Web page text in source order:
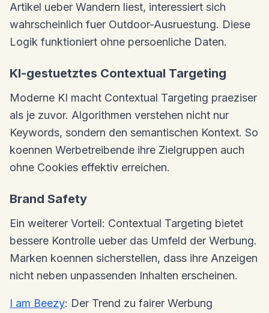
Artikel ueber Wandern liest, interessiert sich
wahrscheinlich fuer Outdoor-Ausruestung. Diese
Logik funktioniert ohne persoenliche Daten.
KI-gestuetztes Contextual Targeting
Moderne KI macht Contextual Targeting praeziser
als je zuvor. Algorithmen verstehen nicht nur
Keywords, sondern den semantischen Kontext. So
koennen Werbetreibende ihre Zielgruppen auch
ohne Cookies effektiv erreichen.
Brand Safety
Ein weiterer Vorteil: Contextual Targeting bietet
bessere Kontrolle ueber das Umfeld der Werbung.
Marken koennen sicherstellen, dass ihre Anzeigen
nicht neben unpassenden Inhalten erscheinen.
I am Beezy: Der Trend zu fairer Werbung